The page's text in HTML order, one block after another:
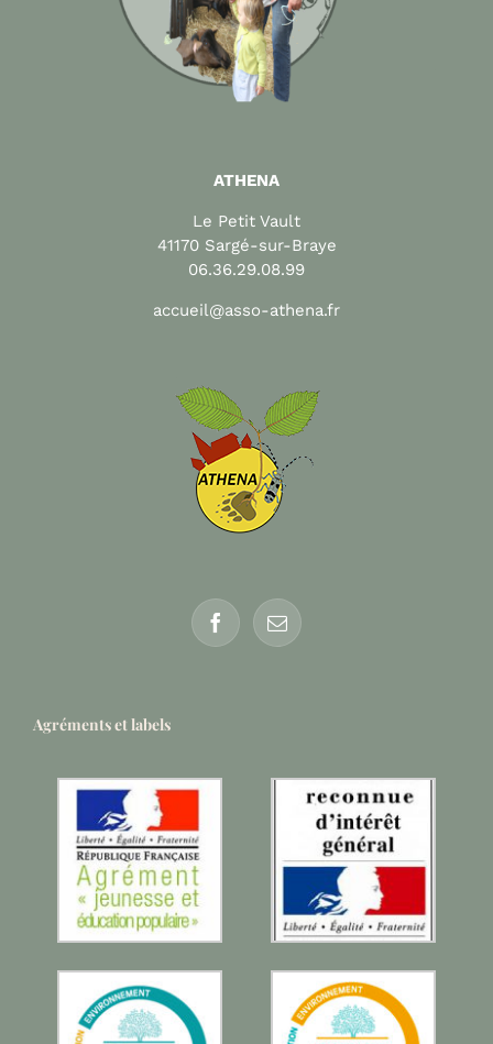
ATHENA
Le Petit Vault
41170 Sargé-sur-Braye
06.36.29.08.99
accueil@asso-athena.fr
Agréments et labels